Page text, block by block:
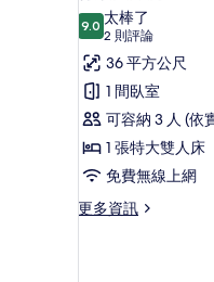
情
示
行
政
大
床
房
的
所
9.09.0 分，滿分 10 分
太棒了
2 則評論
(2
則
評
論)
36 平方公尺
1 間臥室
可容納 3 人 (依
1 張特大雙人床
免費無線上網
更多資訊
更